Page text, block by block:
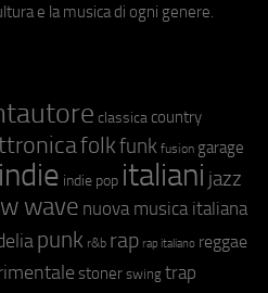
e la musica di ogni genere.
classica country
folkfunk fusion garage
indie indie pop italiani jazz
wave nuova musica italiana
punk r&b rap rap italiano reggae
stoner swing trap